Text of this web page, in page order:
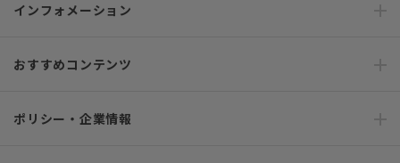
インフォメーション
おすすめコンテンツ
ポリシー・企業情報